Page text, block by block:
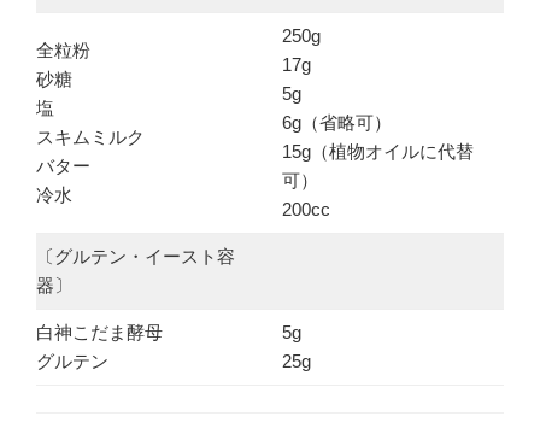
全粒粉
砂糖
塩
スキムミルク
バター
冷水
250g
17g
5g
6g（省略可）
15g（植物オイルに代替
可）
200cc
〔グルテン・イースト容
器〕
白神こだま酵母
グルテン
5g
25g